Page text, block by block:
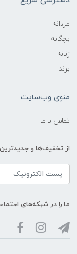
مردانه
بچگانه
زنانه
برند
منوی وب‌سایت
تماس با ما
از تخفیف‌ها و
ما را در شبکه‌های